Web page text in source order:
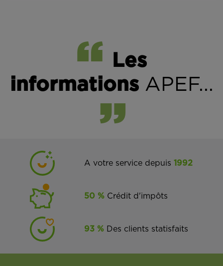
Les
informationsAPEF...
A votre service depuis1992
50 % Crédit d'impôts
93 % Des clients statisfaits